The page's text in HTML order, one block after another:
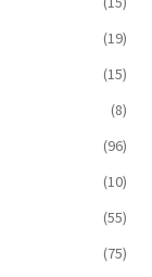
(19)
(15)
(8)
(96)
(10)
(55)
(75)